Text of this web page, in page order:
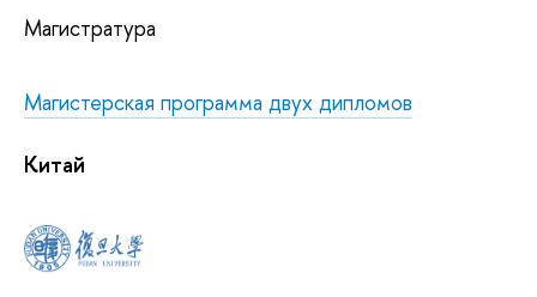
Магистратура
Магистерская программа двух дипломов
Китай